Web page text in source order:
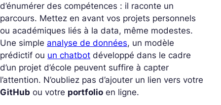
d’énumérer des compétences : il raconte un
parcours. Mettez en avant vos projets personnels
ou académiques liés à la data, même modestes.
Une simple analyse de données, un modèle
prédictif ou un chatbot développé dans le cadre
d’un projet d’école peuvent suffire à capter
l’attention. N’oubliez pas d’ajouter un lien vers votre
GitHub ou votre portfolio en ligne.